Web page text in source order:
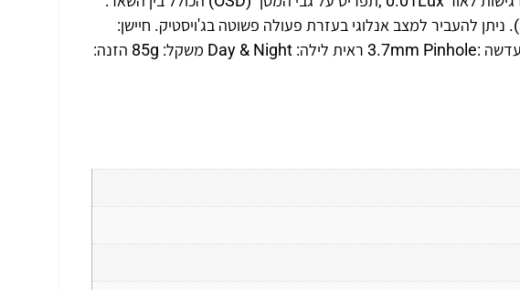
ניקוי רעשים דיגיטלי(2D-DNR) , פיצוי אור קדמי/אחורי (HLC/BLC). ניתן להעביר למצב אנלוגי בעזרת פעולה פשוטה בג'ויסטיק. חיישן:
1/3", 2 Mega-Pixel טכנולוגיית שידור – 1080P AHD/Analog עדשה :3.7mm Pinhole ראית לילה: Day & Night משקל: 85g הזנה: